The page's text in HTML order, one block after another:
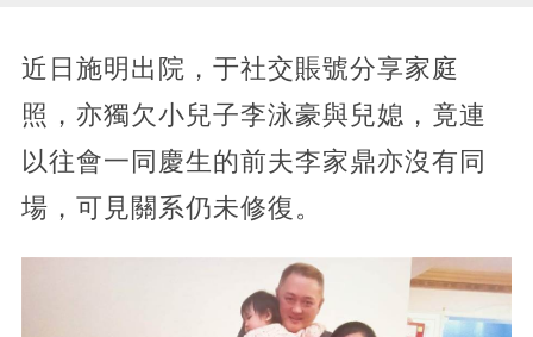
近日施明出院，于社交賬號分享家庭
照，亦獨欠小兒子李泳豪與兒媳，竟連
以往會一同慶生的前夫李家鼎亦沒有同
場，可見關系仍未修復。